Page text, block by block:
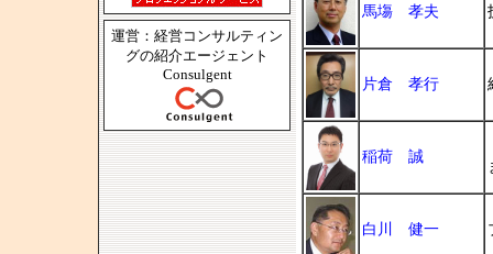
運営：経営コンサルティン
グの紹介エージェント
Consulgent
馬塲 孝夫
片倉 孝行
稲荷 誠
白川 健一